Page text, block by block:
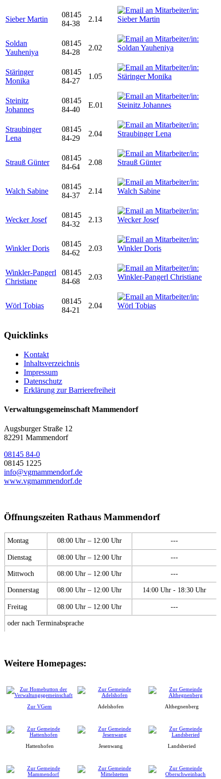
Sieber Martin
08145
84-38
2.14
Soldan
Yauheniya
08145
84-28
2.02
Stäringer
Monika
08145
84-27
1.05
Steinitz
Johannes
08145
84-40
E.01
Straubinger
Lena
08145
84-29
2.04
Strauß Günter
08145
84-64
2.08
Walch Sabine
08145
84-37
2.14
Wecker Josef
08145
84-32
2.13
Winkler Doris
08145
84-62
2.03
Winkler-Pangerl
Christiane
08145
84-68
2.03
Wörl Tobias
08145
84-21
2.04
Quicklinks
Kontakt
Inhaltsverzeichnis
Impressum
Datenschutz
Erklärung zur Barrierefreiheit
Verwaltungsgemeinschaft Mammendorf
Augsburger Straße 12
82291 Mammendorf
08145 84-0
08145 1225
info@vgmammendorf.de
www.vgmammendorf.de
Öffnungszeiten Rathaus Mammendorf
Montag 08:00 Uhr – 12:00 Uhr ---
Dienstag 08:00 Uhr – 12:00 Uhr ---
Mittwoch 08:00 Uhr – 12:00 Uhr ---
Donnerstag 08:00 Uhr – 12:00 Uhr 14:00 Uhr - 18:30 Uhr
Freitag 08:00 Uhr – 12:00 Uhr ---
oder nach Terminabsprache
Weitere Homepages:
Zur VGem Adelshofen Althegnenberg
Hattenhofen Jesenwang Landsberied